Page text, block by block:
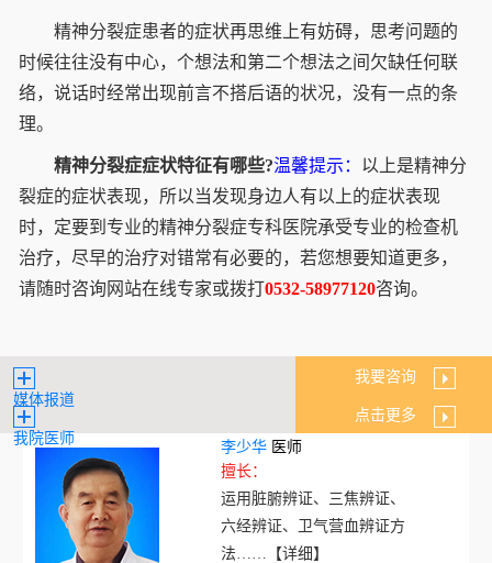
精神分裂症患者的症状再思维上有妨碍，思考问题的
时候往往没有中心，个想法和第二个想法之间欠缺任何联
络，说话时经常出现前言不搭后语的状况，没有一点的条
理。
精神分裂症症状特征有哪些?温馨提示： 以上是精神分
裂症的症状表现，所以当发现身边人有以上的症状表现
时，定要到专业的精神分裂症专科医院承受专业的检查机
治疗，尽早的治疗对错常有必要的，若您想要知道更多，
请随时咨询网站在线专家或拨打0532-58977120咨询。
媒体报道
我要咨询
我院医师
点击更多
李少华 医师
擅长：
运用脏腑辨证、三焦辨证、
六经辨证、卫气营血辨证方
法……
【详细】